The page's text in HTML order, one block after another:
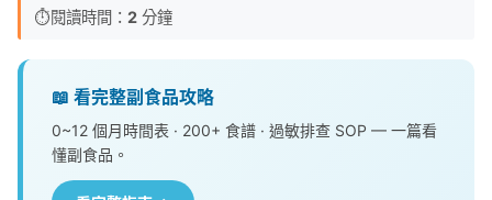
⏱️閱讀時間： 2 分鐘
📖 看完整副食品攻略
0~12 個月時間表 · 200+ 食譜 · 過敏排查 SOP — 一篇看
懂副食品。